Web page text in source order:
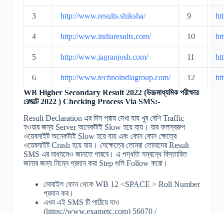
3 http://www.results.shiksha/ 9
4 http://www.indiaresults.com/ 10
5 http://www.jagranjosh.com/ 11
6 http://www.technoindiagroup.com/ 12
WB Higher Secondary Result 2022 (উচ্চমাধ্যমিক পরীক্ষার
রেজাল্ট 2022 ) Checking Process Via SMS:-
Result Declaration এর দিন প্রায় দেখা যায় খুব বেশি Traffic
হওয়ার জন্য Server অনেকটাই Slow হয়ে যায়। যার ফলস্বরুপ
ওয়েবসাইট অনেকটাই Slow হয়ে যায় এবং কোন কোন ক্ষেত্রে
ওয়েবসাইট Crash হয়ে যায়। সেক্ষেত্রে তোমরা তোমাদের Result
SMS এর মাধ্যমেও জানতে পারবে। এ পদ্ধতি সম্বন্ধে বিস্তারিত
জানার জন্য নিম্নে প্রদান করা Step গুলি Follow করো।
মোবাইল ফোন থেকে WB 12 <SPACE > Roll Number
প্রদান কর।
এখন এই SMS টি পাঠিয়ে দাও
(https://www.exametc.com) 56070 /